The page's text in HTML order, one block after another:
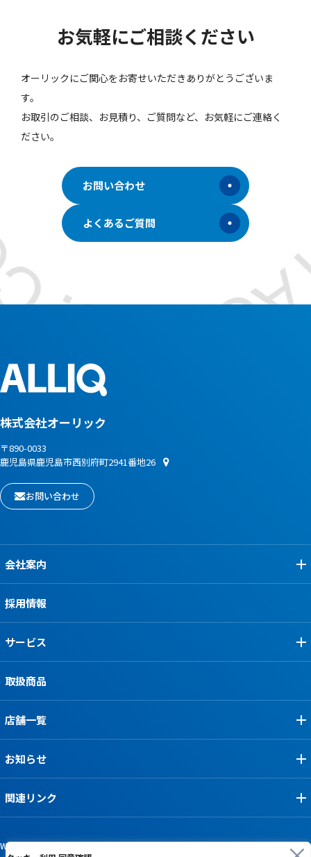
お気軽にご相談ください
オーリックにご関心をお寄せいただきありがとうございま
す。
お取引のご相談、お見積り、ご質問など、お気軽にご連絡く
ださい。
お問い合わせ
よくあるご質問
株式会社オーリック
〒890-0033
鹿児島県鹿児島市西別府町2941番地26
お問い合わせ
会社案内
採用情報
サービス
取扱商品
店舗一覧
お知らせ
関連リンク
Webサイト利用規約